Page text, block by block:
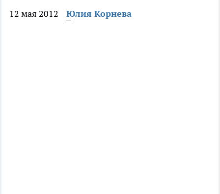
12 мая 2012 Юлия Корнева